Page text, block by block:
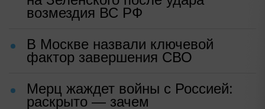
возмездия ВС РФ
В Москве назвали ключевой
фактор завершения СВО
Мерц жаждет войны с Россией:
раскрыто — зачем